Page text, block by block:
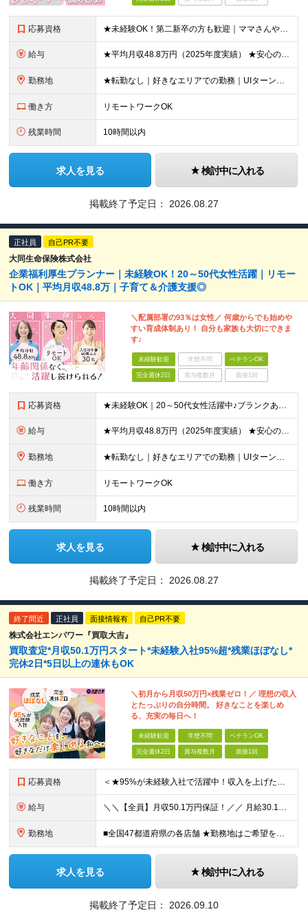
応募資格 ★未経験OK！第二新卒の方も歓迎｜ママさんやブランクありの方など、20～50代女性が多数活躍中♪ ◆高卒以上 ◆社会人経験をお持ちの方 - 業界・業種・職種・経験年数は問いません。 «こんな方が
給与 ★平均月収48.8万円（2025年度実績） ★安心の固定給＋賞与年2回＋インセンティブ！手当も充実 月給21万円～23万円＋諸手当＋インセンティブ＋賞与年2回 ※給与は年間平均の税込定例給与です。賞
勤務地 ★転勤なし｜好きなエリアでの勤務｜UIターン歓迎 全国47都道府県にある支社のいずれかにて勤務していただきます。 ＜募集エリア＞ ◆北海道・東北：北海道/青森/宮城/岩手/秋田/山形/福島
働き方 リモートワークOK
残業時間 10時間以内
求人を見る 検討中に入れる
掲載終了予定日： 2026.08.27
正社員 自己PR不要
大同生命保険株式会社
企業福利厚生プランナー｜未経験OK！20～50代女性活躍｜リモー
トOK｜平均月収48.8万｜子育て＆介護支援◎
＼配属部署の93％は女性／ 何歳からでも始めや
すい育成体制あり！ 自分も家族も大切にできま
す♪
未経験歓迎 学歴不問 ベテランOK
完全週休2日 賞与複数月 面接1回
応募資格 ★未経験OK｜20～50代女性活躍中♪ブランクありの方・ママさんも活躍中 ◆高卒以上 ◆社会人経験をお持ちの方 - 業界・業種・職種・経験年数は問いません。 «こんな方が応募＆入社しています！»
給与 ★平均月収48.8万円（2025年度実績） ★安心の固定給＋賞与年2回＋インセンティブ！手当も充実 月給21万円～23万円＋諸手当＋インセンティブ＋賞与年2回 ※給与は年間平均の税込定例給与です。賞
勤務地 ★転勤なし｜好きなエリアでの勤務｜UIターン歓迎 全国47都道府県にある支社のいずれかにて勤務していただきます。 ＜募集エリア＞ ◆北海道・東北：北海道/青森/宮城/岩手/秋田/山形/福島
働き方 リモートワークOK
残業時間 10時間以内
求人を見る 検討中に入れる
掲載終了予定日： 2026.08.27
終了間近 正社員 面接情報有 自己PR不要
株式会社エンパワー『買取大吉』
買取査定*月収50.1万円スタート*未経験入社95%超*残業ほぼなし*
完休2日*5日以上の連休もOK
＼初月から月収50万円×残業ゼロ！／ 理想の収入
とたっぷりの自分時間。 好きなことを楽しめ
る、充実の毎日へ！
未経験歓迎 学歴不問 ベテランOK
完全週休2日 賞与複数月 面接1回
応募資格 ＜★95%が未経験入社で活躍中！収入を上げたい・新しいスキルを身につけたい方、大歓迎！★＞ ◆学歴不問・第二新卒歓迎 ◆社会人経験1年以上 ★100％人柄、意欲重視の採用です 「新しい環境でスタート
給与 ＼＼【全員】月収50.1万円保証！／／ 月給30.1万円＋インセン＋特別手当20万円(半年間)＋賞与 ※経験者は優遇いたします（研修も免除の場合有） ※固定残業代:7万4000円以上/月45時間分
勤務地 ■全国47都道府県の各店舗 ★勤務地はご希望を考慮の上、決定します ★今後も店舗を全国に拡大していきます ★U・Iターン歓迎（社宅あり） ★マイカー通勤OK（地域により規定あり。詳細はお問合せくださ
求人を見る 検討中に入れる
掲載終了予定日： 2026.09.10